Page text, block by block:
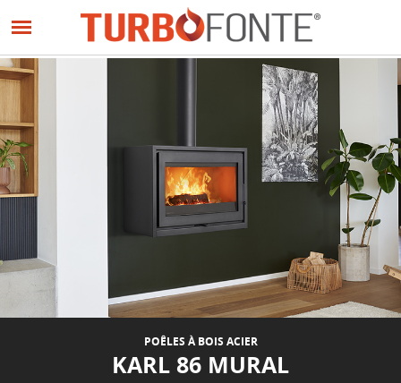
au
principal
POÊLES À BOIS ACIER
KARL 86 MURAL
Panneau de gestion des cookies